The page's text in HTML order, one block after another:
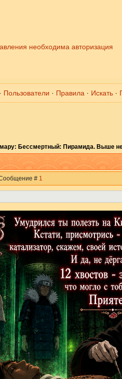
необходима авторизация
· Пользователи · Правила · Искать·
Бессмертный: Пирамида. Выше
# 1